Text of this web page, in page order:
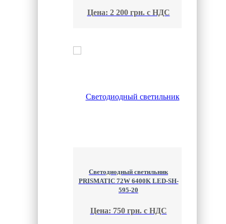
Цена: 2 200 грн. с НДС
Светодиодный светильник
PRISMATIC 72W 6400K LED-SH-
595-20
Цена: 750 грн. с НДС